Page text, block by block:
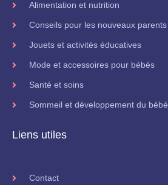
Alimentation et nutrition
Conseils pour les nouveaux parents
Jouets et activités éducatives
Mode et accessoires pour bébés
Santé et soins
Sommeil et développement du bébé
Liens utiles
Contact